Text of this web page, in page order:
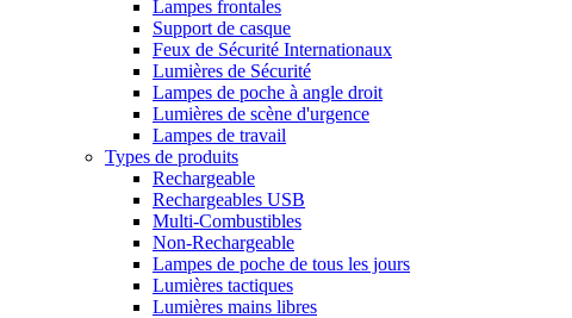
Lampes frontales
Support de casque
Feux de Sécurité Internationaux
Lumières de Sécurité
Lampes de poche à angle droit
Lumières de scène d'urgence
Lampes de travail
Types de produits
Rechargeable
Rechargeables USB
Multi-Combustibles
Non-Rechargeable
Lampes de poche de tous les jours
Lumières tactiques
Lumières mains libres